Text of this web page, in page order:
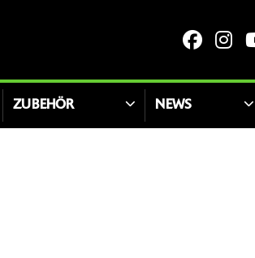
ZUBEHÖR NEWS